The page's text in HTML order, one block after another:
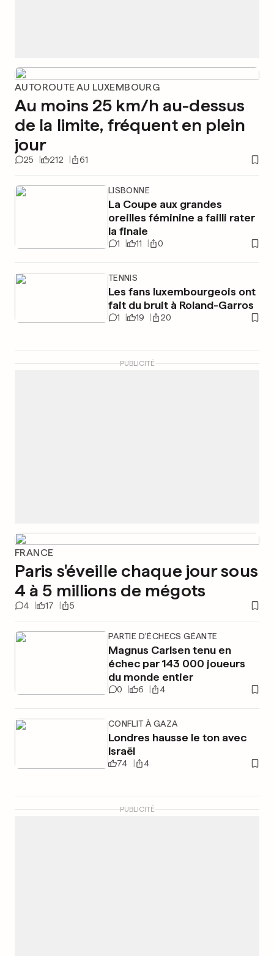
AUTOROUTE AU LUXEMBOURG
Au moins 25 km/h au-dessus
de la limite, fréquent en plein
jour
25 212 61
LISBONNE
La Coupe aux grandes
oreilles féminine a failli rater
la finale
1 11 0
TENNIS
Les fans luxembourgeois ont
fait du bruit à Roland-Garros
1 19 20
PUBLICITÉ
FRANCE
Paris s'éveille chaque jour sous
4 à 5 millions de mégots
4 17 5
PARTIE D'ÉCHECS GÉANTE
Magnus Carlsen tenu en
échec par 143 000 joueurs
du monde entier
0 6 4
CONFLIT À GAZA
Londres hausse le ton avec
Israël
74 4
PUBLICITÉ